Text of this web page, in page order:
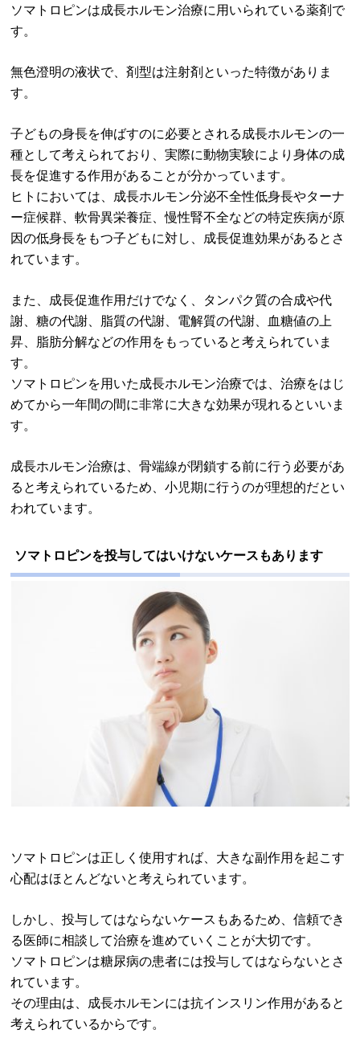
ソマトロピンは成長ホルモン治療に用いられている薬剤で
す。
無色澄明の液状で、剤型は注射剤といった特徴がありま
す。
子どもの身長を伸ばすのに必要とされる成長ホルモンの一
種として考えられており、実際に動物実験により身体の成
長を促進する作用があることが分かっています。
ヒトにおいては、成長ホルモン分泌不全性低身長やターナ
ー症候群、軟骨異栄養症、慢性腎不全などの特定疾病が原
因の低身長をもつ子どもに対し、成長促進効果があるとさ
れています。
また、成長促進作用だけでなく、タンパク質の合成や代
謝、糖の代謝、脂質の代謝、電解質の代謝、血糖値の上
昇、脂肪分解などの作用をもっていると考えられていま
す。
ソマトロピンを用いた成長ホルモン治療では、治療をはじ
めてから一年間の間に非常に大きな効果が現れるといいま
す。
成長ホルモン治療は、骨端線が閉鎖する前に行う必要があ
ると考えられているため、小児期に行うのが理想的だとい
われています。
ソマトロピンを投与してはいけないケースもあります
ソマトロピンは正しく使用すれば、大きな副作用を起こす
心配はほとんどないと考えられています。
しかし、投与してはならないケースもあるため、信頼でき
る医師に相談して治療を進めていくことが大切です。
ソマトロピンは糖尿病の患者には投与してはならないとさ
れています。
その理由は、成長ホルモンには抗インスリン作用があると
考えられているからです。